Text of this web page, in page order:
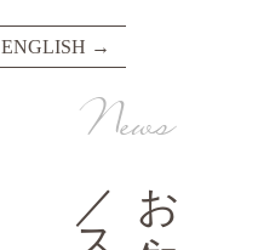
ENGLISH →
News